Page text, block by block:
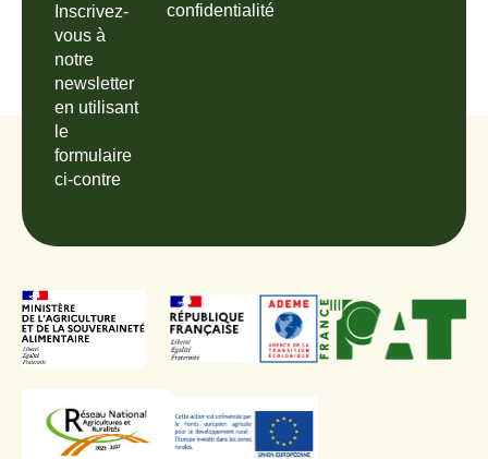
Inscrivez-
vous à
notre
newsletter
en utilisant
le
formulaire
ci-contre
confidentialité